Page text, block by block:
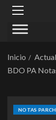
Inicio
BDO PA
NOTAS